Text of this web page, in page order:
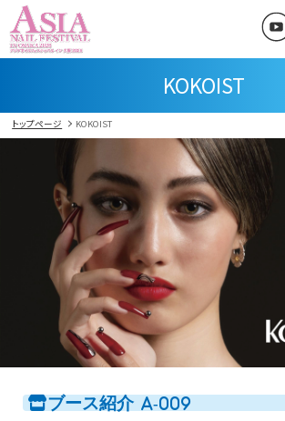
KOKOIST
トップページ KOKOIST
ブース紹介 A-009